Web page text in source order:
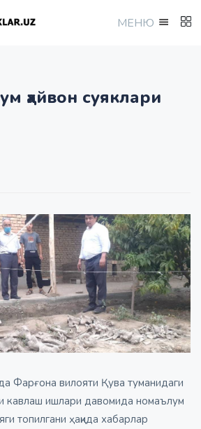
МEНЮ
ҳайвон суяклари
Фарғона вилояти Қува туманидаги
кавлаш ишлари давомида номаълум
топилгани ҳақида хабарлар